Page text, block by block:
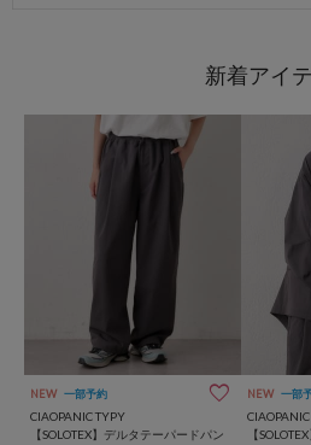
NEW 一部予約
CIAOPANIC TYPY
【SOLOTEX】デルタテーパードパン
NEW 一部
【